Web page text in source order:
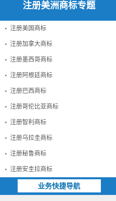
注册美洲商标专题
注册美国商标
注册加拿大商标
注册墨西哥商标
注册阿根廷商标
注册巴西商标
注册哥伦比亚商标
注册智利商标
注册乌拉圭商标
注册秘鲁商标
注册安圭拉商标
业务快捷导航